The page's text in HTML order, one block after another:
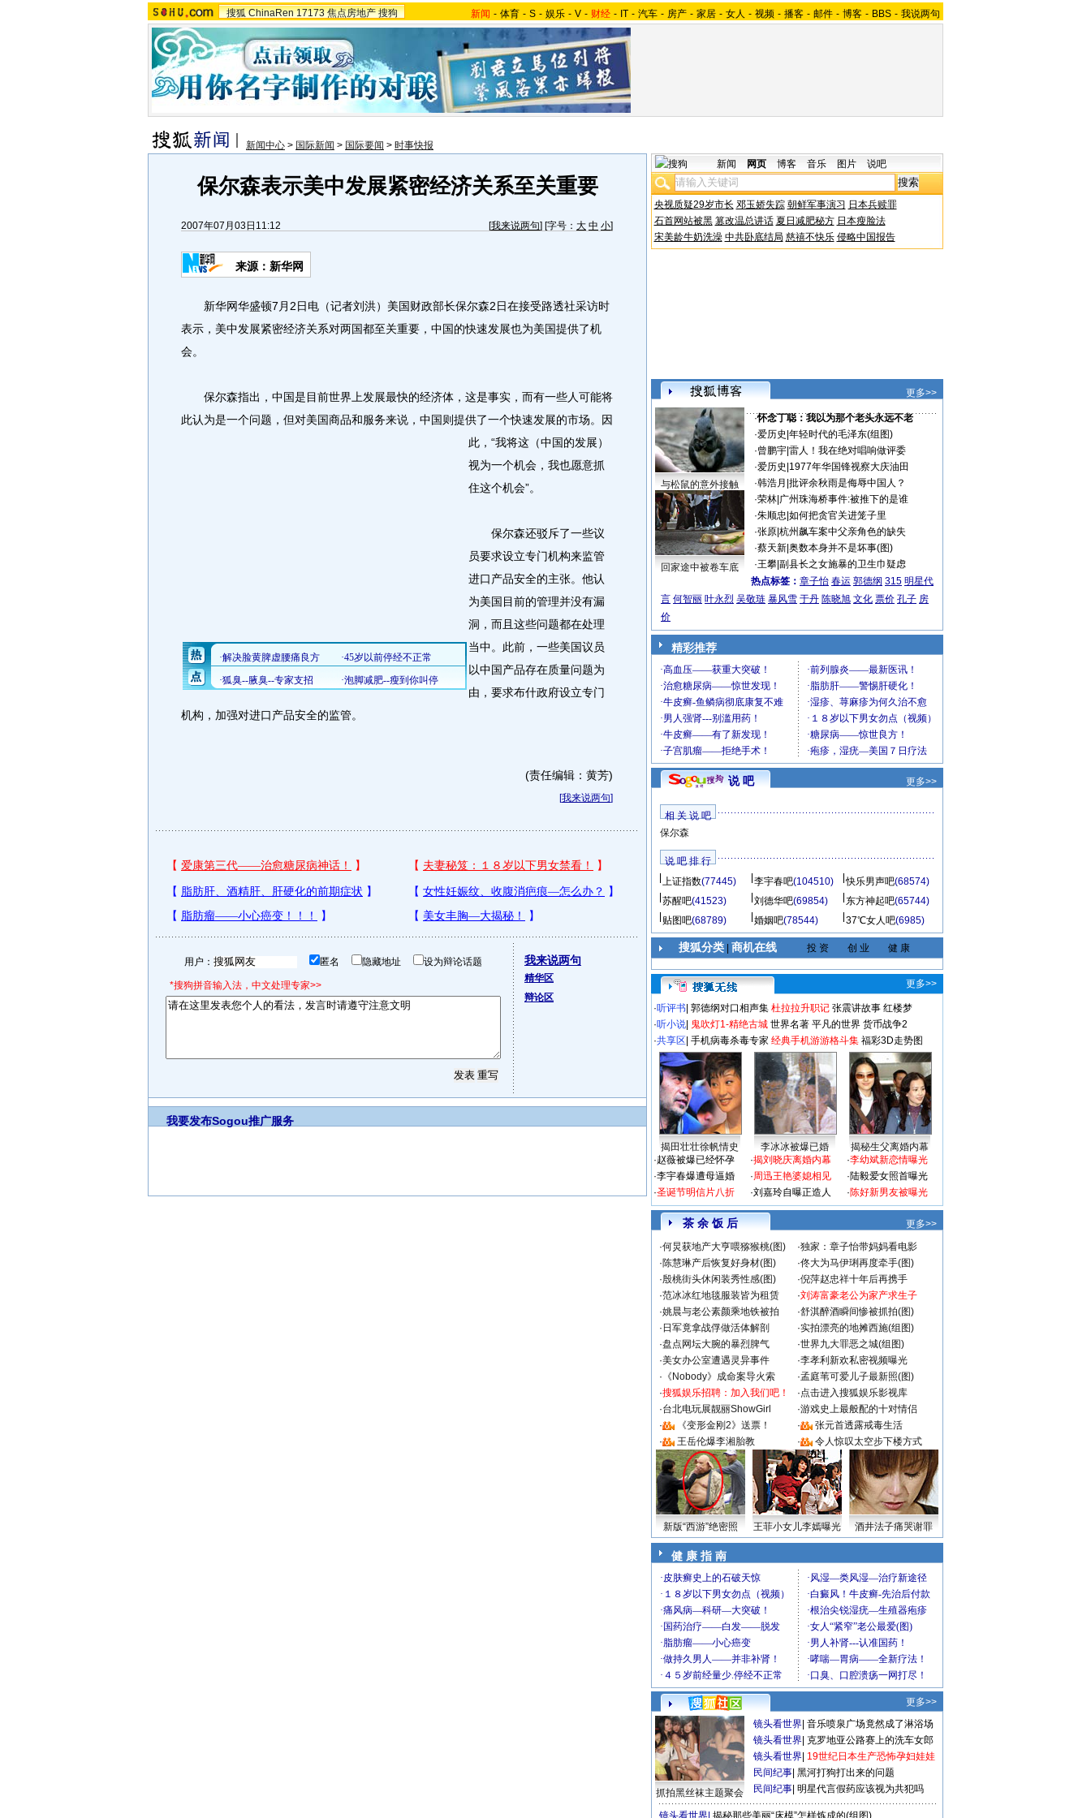
搜狐 ChinaRen 17173 焦点房地产 搜狗 新闻 - 体育 - S - 娱乐 - V - 财经 - IT - 汽车 - 房产 - 家居 - 女人 - 视频 - 播客 - 邮件 - 博客 - BBS - 我说两句
新闻中心 > 国际新闻 > 国际要闻 > 时事快报
保尔森表示美中发展紧密经济关系至关重要
2007年07月03日11:12 [我来说两句] [字号： 大 中 小]
来源：新华网
新华网华盛顿7月2日电（记者刘洪）美国财政部长保尔森2日在接受路透社采访时
表示，美中发展紧密经济关系对两国都至关重要，中国的快速发展也为美国提供了机
会。
保尔森指出，中国是目前世界上发展最快的经济体，这是事实，而有一些人可能将
此认为是一个问题，但对美国商品和服务来说，中国则提供了一个快速发展的市场。 因
此，“我将这（中国的发展）
视为一个机会，我也愿意抓
住这个机会”。
保尔森还驳斥了一些议
员要求设立专门机构来监管
进口产品安全的主张。他认
为美国目前的管理并没有漏
洞，而且这些问题都在处理
当中。此前，一些美国议员
以中国产品存在质量问题为
由，要求布什政府设立专门
机构，加强对进口产品安全的监管。
(责任编辑：黄芳)
[我来说两句]
用户： 匿名 隐藏地址 设为辩论话题
*搜狗拼音输入法，中文处理专家>>
我来说两句
精华区
辩论区
我要发布Sogou推广服务
新闻 网页 博客 音乐 图片 说吧
央视质疑29岁市长 邓玉娇失踪 朝鲜军事演习 日本兵赎罪
石首网站被黑 篡改温总讲话 夏日减肥秘方 日本瘦脸法
宋美龄牛奶洗澡 中共卧底结局 慈禧不快乐 侵略中国报告
更多>>
与松鼠的意外接触
回家途中被卷车底
·怀念丁聪：我以为那个老头永远不老
·爱历史 年轻时代的毛泽东(组图)
·曾鹏宇| 雷人！我在绝对唱响做评委
·爱历史 1977年华国锋视察大庆油田
·韩浩月 批评余秋雨是侮辱中国人？
·荣林| 广州珠海桥事件:被推下的是谁
·朱顺忠 如何把贪官关进笼子里
·张原| 杭州飙车案中父亲角色的缺失
·蔡天新| 奥数本身并不是坏事(图)
·王攀| 副县长之女施暴的卫生巾疑虑
热点标签： 章子怡 春运 郭德纲 315 明星代
言 何智丽 叶永烈 吴敬琏 暴风雪 于丹 陈晓旭 文化 票价 孔子 房
价
精彩推荐
说 吧 更多>>
相 关 说 吧
保尔森
说 吧 排 行
上证指数(77445) 李宇春吧(104510) 快乐男声吧(68574)
苏醒吧(41523) 刘德华吧(69854) 东方神起吧(65744)
贴图吧(68789) 婚姻吧(78544) 37℃女人吧(6985)
搜狐分类| 商机在线 投 资 创 业 健 康
更多>>
·听评书 郭德纲对口相声集 杜拉拉升职记 张震讲故事 红楼梦
·听小说 鬼吹灯1-精绝古城 世界名著 平凡的世界 货币战争2
·共享区 手机病毒杀毒专家 经典手机游游格斗集 福彩3D走势图
揭田壮壮徐帆情史 李冰冰被爆已婚
揭秘生父离婚内幕
·赵薇被爆已经怀孕
·李宇春爆遭母逼婚
·圣诞节明信片八折
·揭刘晓庆离婚内幕
·周迅王艳婆媳相见
·刘嘉玲自曝正造人
·李幼斌新恋情曝光
·陆毅爱女照首曝光
·陈好新男友被曝光
茶 余 饭 后
更多>>
·何炅获地产大亨喂猕猴桃(图) ·独家：章子怡带妈妈看电影
·陈慧琳产后恢复好身材(图) ·佟大为马伊琍再度牵手(图)
·殷桃街头休闲装秀性感(图) ·倪萍赵忠祥十年后再携手
·范冰冰红地毯服装皆为租赁 ·刘涛富豪老公为家产求生子
·姚晨与老公素颜乘地铁被拍 ·舒淇醉酒瞬间惨被抓拍(图)
· 日军竟拿战俘做活体解剖 ·实拍漂亮的地摊西施(组图)
·盘点网坛大腕的暴烈脾气 ·世界九大罪恶之城(组图)
·美女办公室遭遇灵异事件 ·李孝利新欢私密视频曝光
· 《Nobody》成命案导火索 ·孟庭苇可爱儿子最新照(图)
·搜狐娱乐招聘：加入我们吧！ ·点击进入搜狐娱乐影视库
·台北电玩展靓丽ShowGirl ·游戏史上最般配的十对情侣
·
《变形金刚2》送票！ ·
张元首透露戒毒生活
·
王岳伦爆李湘胎教 · 令人惊叹太空步下楼方式
新版“西游”绝密照 王菲小女儿李嫣曝光 酒井法子痛哭谢罪
健 康 指 南
更多>>
抓拍黑丝袜主题聚会
镜头看世界 音乐喷泉广场竟然成了淋浴场
镜头看世界 克罗地亚公路赛上的洗车女郎
镜头看世界 19世纪日本生产恐怖孕妇娃娃
民间纪事 黑河打狗打出来的问题
民间纪事 明星代言假药应该视为共犯吗
镜头看世界 揭秘那些美丽“床模”怎样炼成的(组图)